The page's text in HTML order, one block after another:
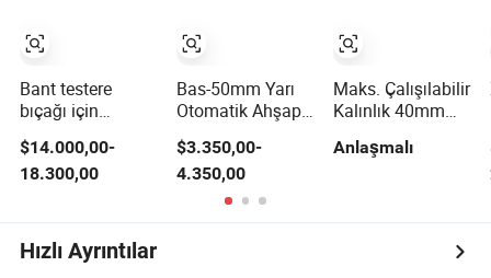
Bant testere
bıçağı için
şerit kaynak
makinesi ile
makinesi
$14.000,00-
18.300,00
Bas-50mm Yarı
Otomatik Ahşap
Testere Bıçağı
Alevle Kaynak
Makinesi
$3.350,00-
4.350,00
Maks. Çalışılabilir
Kalınlık 40mm
Makinesi
Anlaşmalı
Hızlı Ayrıntılar